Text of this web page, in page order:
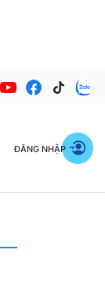
ĐĂNG NHẬP